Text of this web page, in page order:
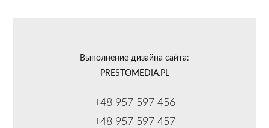
Выполнение дизайна сайта:
PRESTOMEDIA.PL
+48 957 597 456
+48 957 597 457